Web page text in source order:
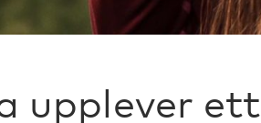
upplever ett